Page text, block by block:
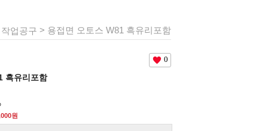
작업공구 > 용접면 오토스 W81 흑유리포함
0
흑유리포함
원